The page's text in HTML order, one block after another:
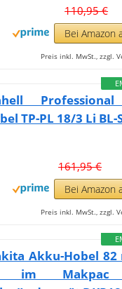
110,95 €
Bei Amazon
Preis inkl. MwSt., zzgl.
TP-PL 18/3 Li BL-
161,95 €
Bei Amazon
Preis inkl. MwSt., zzgl.
Akku-Hobel 82
im Makpac